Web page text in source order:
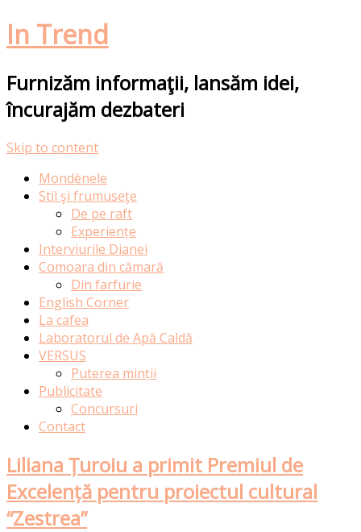
In Trend
Furnizăm informaţii, lansăm idei,
încurajăm dezbateri
Skip to content
Mondènele
Stil şi frumuseţe
De pe raft
Experiențe
Interviurile Dianei
Comoara din cămară
Din farfurie
English Corner
La cafea
Laboratorul de Apă Caldă
VERSUS
Puterea minții
Publicitate
Concursuri
Contact
Liliana Țuroiu a primit Premiul de
Excelență pentru proiectul cultural
“Zestrea”